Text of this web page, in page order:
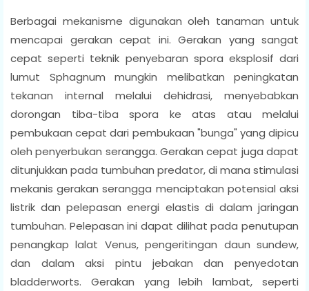
Berbagai mekanisme digunakan oleh tanaman untuk
mencapai gerakan cepat ini. Gerakan yang sangat
cepat seperti teknik penyebaran spora eksplosif dari
lumut Sphagnum mungkin melibatkan peningkatan
tekanan internal melalui dehidrasi, menyebabkan
dorongan tiba-tiba spora ke atas atau melalui
pembukaan cepat dari pembukaan "bunga" yang dipicu
oleh penyerbukan serangga. Gerakan cepat juga dapat
ditunjukkan pada tumbuhan predator, di mana stimulasi
mekanis gerakan serangga menciptakan potensial aksi
listrik dan pelepasan energi elastis di dalam jaringan
tumbuhan. Pelepasan ini dapat dilihat pada penutupan
penangkap lalat Venus, pengeritingan daun sundew,
dan dalam aksi pintu jebakan dan penyedotan
bladderworts. Gerakan yang lebih lambat, seperti